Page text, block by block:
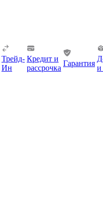
Трейд-
Ин
Кредит и
рассрочка
Гарантия
и